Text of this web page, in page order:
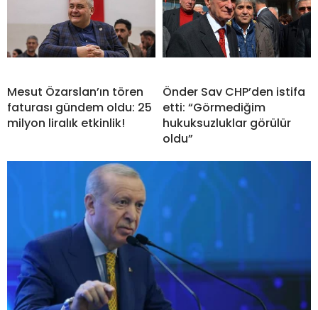
Mesut Özarslan’ın tören
faturası gündem oldu: 25
milyon liralık etkinlik!
Önder Sav CHP’den istifa
etti: “Görmediğim
hukuksuzluklar görülür
oldu”